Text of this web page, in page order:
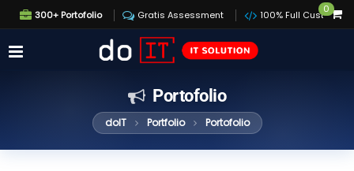
300+ Portofolio Gratis Assessment 100% Full Custom
0
Portofolio
doIT Portfolio Portofolio